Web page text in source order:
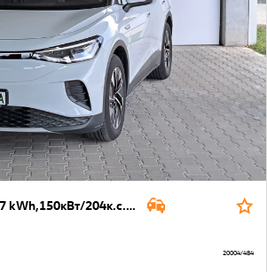
VW ID.4 ProP RWD 77 kWh,150кВт/204к.с./1-ст
20004/484